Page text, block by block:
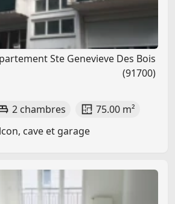
Ste Genevieve Des Bois
(91700)
2 chambres
75.00 m²
cave et garage